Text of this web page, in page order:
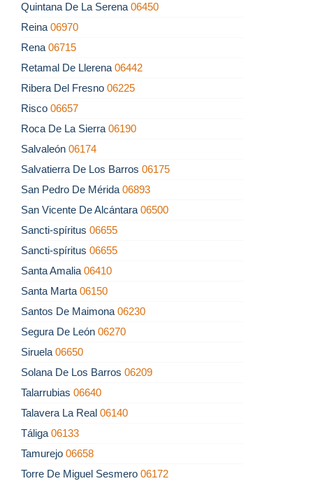
Quintana De La Serena 06450
Reina 06970
Rena 06715
Retamal De Llerena 06442
Ribera Del Fresno 06225
Risco 06657
Roca De La Sierra 06190
Salvaleón 06174
Salvatierra De Los Barros 06175
San Pedro De Mérida 06893
San Vicente De Alcántara 06500
Sancti-spíritus 06655
Sancti-spíritus 06655
Santa Amalia 06410
Santa Marta 06150
Santos De Maimona 06230
Segura De León 06270
Siruela 06650
Solana De Los Barros 06209
Talarrubias 06640
Talavera La Real 06140
Táliga 06133
Tamurejo 06658
Torre De Miguel Sesmero 06172